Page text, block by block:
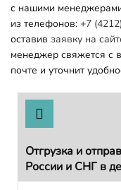
с нашими
из телефонов: +7
оставив заявку на
менеджер свяжется с
почте и уточнит
Отгрузка и
России и СНГ в